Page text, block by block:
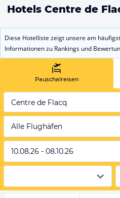
Hotels Centre de
Diese Hotelliste zeigt unsere am
Informationen zu Rankings und
Pauschalreisen
Centre de Flacq
Alle Flughäfen
10.08.26 - 08.10.26